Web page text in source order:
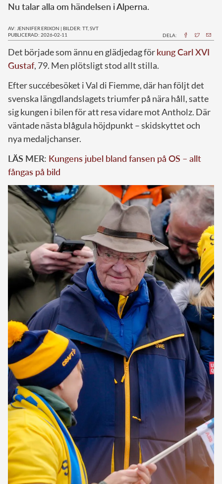
Nu talar alla om händelsen i Alperna.
AV: JENNIFER ERIXON | BILDER: TT, SVT
PUBLICERAD: 2026-02-11
DELA:
Det började som ännu en glädjedag förkung Carl XVI
Gustaf, 79. Men plötsligt stod allt stilla.
Efter succébesöket i Val di Fiemme, där han följt det
svenska längdlandslagets triumfer på nära håll, satte
sig kungen i bilen för att resa vidare mot Antholz. Där
väntade nästa blågula höjdpunkt – skidskyttet och
nya medaljchanser.
LÄS MER: Kungens jubel bland fansen på OS – allt
fångas på bild